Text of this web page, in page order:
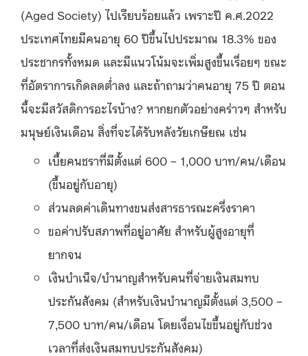
(Aged Society) ไปเรียบร้อยแล้ว เพราะปี ค.ศ.2022
ประเทศไทยมีคนอายุ 60 ปีขึ้นไปประมาณ 18.3% ของ
ประชากรทั้งหมด และมีแนวโน้มจะเพิ่มสูงขึ้นเรื่อยๆ ขณะ
ที่อัตราการเกิดลดต่ำลง และถ้าถามว่าคนอายุ 75 ปี ตอน
นี้จะมีสวัสดิการอะไรบ้าง? หากยกตัวอย่างคร่าวๆ สำหรับ
มนุษย์เงินเดือน สิ่งที่จะได้รับหลังวัยเกษียณ เช่น
เบี้ยคนชราที่มีตั้งแต่ 600 – 1,000 บาท/คน/เดือน
(ขึ้นอยู่กับอายุ)
ส่วนลดค่าเดินทางขนส่งสารธารณะครึ่งราคา
ขอค่าปรับสภาพที่อยู่อาศัย สำหรับผู้สูงอายุที่
ยากจน
เงินบำเน็จ/บำนาญสำหรับคนที่จ่ายเงินสมทบ
ประกันสังคม (สำหรับเงินบำนาญมีตั้งแต่ 3,500 –
7,500 บาท/คน/เดือน โดยเงื่อนไขขึ้นอยู่กับช่วง
เวลาที่ส่งเงินสมทบประกันสังคม)